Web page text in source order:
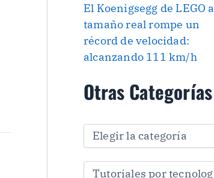
El Koenigsegg de LEGO a
tamaño real rompe un
récord de velocidad:
alcanzando 111 km/h
Otras Categorías
O
a